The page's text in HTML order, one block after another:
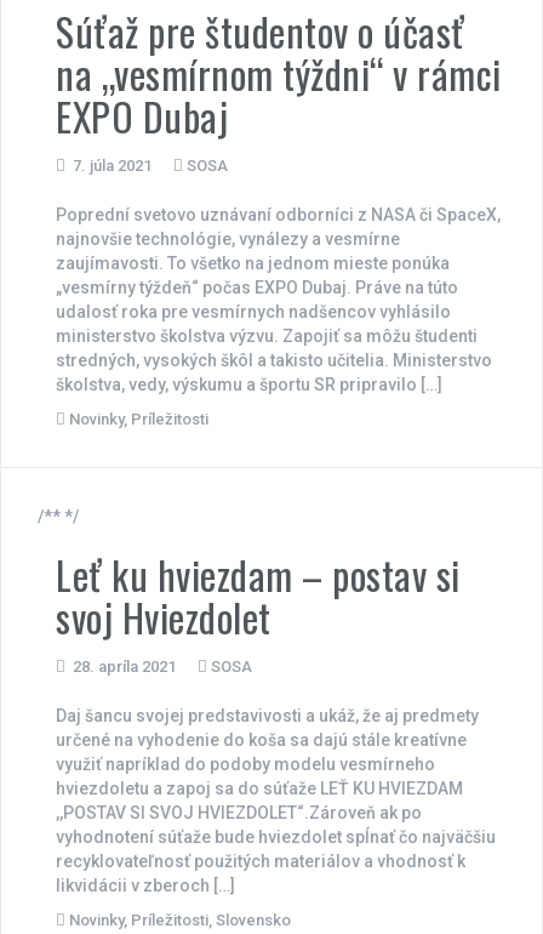
Súťaž pre študentov o účasť
na „vesmírnom týždni“ v rámci
EXPO Dubaj
7. júla 2021 SOSA
Poprední svetovo uznávaní odborníci z NASA či SpaceX,
najnovšie technológie, vynálezy a vesmírne
zaujímavosti. To všetko na jednom mieste ponúka
„vesmírny týždeň“ počas EXPO Dubaj. Práve na túto
udalosť roka pre vesmírnych nadšencov vyhlásilo
ministerstvo školstva výzvu. Zapojiť sa môžu študenti
stredných, vysokých škôl a takisto učitelia. Ministerstvo
školstva, vedy, výskumu a športu SR pripravilo […]
Novinky, Príležitosti
/** */
Leť ku hviezdam – postav si
svoj Hviezdolet
28. apríla 2021 SOSA
Daj šancu svojej predstavivosti a ukáž, že aj predmety
určené na vyhodenie do koša sa dajú stále kreatívne
využiť napríklad do podoby modelu vesmírneho
hviezdoletu a zapoj sa do súťaže LEŤ KU HVIEZDAM
,,POSTAV SI SVOJ HVIEZDOLET“.Zároveň ak po
vyhodnotení súťaže bude hviezdolet spĺnať čo najväčšiu
recyklovateľnosť použitých materiálov a vhodnosť k
likvidácii v zberoch […]
Novinky, Príležitosti Slovensko